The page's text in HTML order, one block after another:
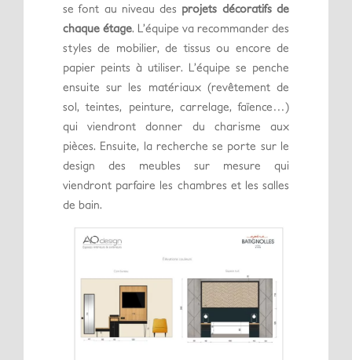
se font au niveau des projets décoratifs de
chaque étage. L’équipe va recommander des
styles de mobilier, de tissus ou encore de
papier peints à utiliser. L’équipe se penche
ensuite sur les matériaux (revêtement de
sol, teintes, peinture, carrelage, faïence…)
qui viendront donner du charisme aux
pièces. Ensuite, la recherche se porte sur le
design des meubles sur mesure qui
viendront parfaire les chambres et les salles
de bain.